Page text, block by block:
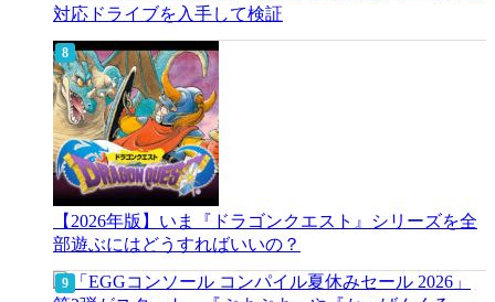
対応ドライブを入手して検証
【2026年版】いま『ドラゴンクエスト』シリーズを全
部遊ぶにはどうすればいいの？